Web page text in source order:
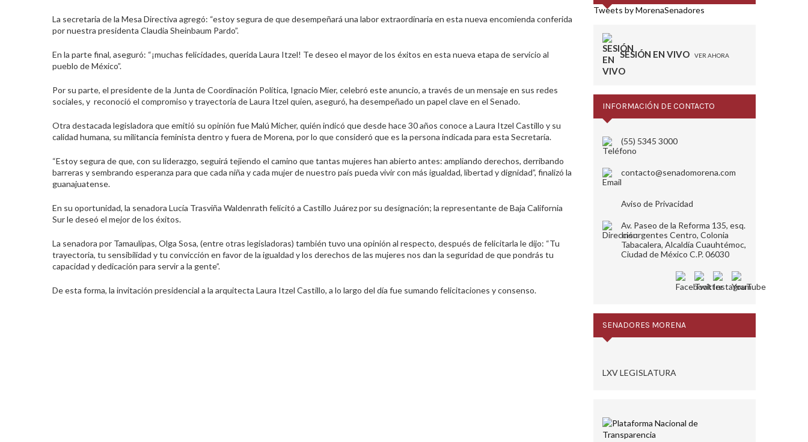
La secretaria de la Mesa Directiva agregó: “estoy segura de que desempeñará una labor extraordinaria en esta nueva encomienda conferida
por nuestra presidenta Claudia Sheinbaum Pardo”.
En la parte final, aseguró: “¡muchas felicidades, querida Laura Itzel! Te deseo el mayor de los éxitos en esta nueva etapa de servicio al
pueblo de México”.
Por su parte, el presidente de la Junta de Coordinación Política, Ignacio Mier, celebró este anuncio, a través de un mensaje en sus redes
sociales, y reconoció el compromiso y trayectoria de Laura Itzel quien, aseguró, ha desempeñado un papel clave en el Senado.
Otra destacada legisladora que emitió su opinión fue Malú Micher, quién indicó que desde hace 30 años conoce a Laura Itzel Castillo y su
calidad humana, su militancia feminista dentro y fuera de Morena, por lo que consideró que es la persona indicada para esta Secretaría.
“Estoy segura de que, con su liderazgo, seguirá tejiendo el camino que tantas mujeres han abierto antes: ampliando derechos, derribando
barreras y sembrando esperanza para que cada niña y cada mujer de nuestro país pueda vivir con más igualdad, libertad y dignidad”, finalizó la
guanajuatense.
En su oportunidad, la senadora Lucía Trasviña Waldenrath felicitó a Castillo Juárez por su designación; la representante de Baja California
Sur le deseó el mejor de los éxitos.
La senadora por Tamaulipas, Olga Sosa, (entre otras legisladoras) también tuvo una opinión al respecto, después de felicitarla le dijo: “Tu
trayectoria, tu sensibilidad y tu convicción en favor de la igualdad y los derechos de las mujeres nos dan la seguridad de que pondrás tu
capacidad y dedicación para servir a la gente”.
De esta forma, la invitación presidencial a la arquitecta Laura Itzel Castillo, a lo largo del día fue sumando felicitaciones y consenso.
Tweets by MorenaSenadores
SESIÓN EN VIVO VER AHORA
INFORMACIÓN DE CONTACTO
(55) 5345 3000
contacto@senadomorena.com
Aviso de Privacidad
Av. Paseo de la Reforma 135, esq.
Insurgentes Centro, Colonia
Tabacalera, Alcaldía Cuauhtémoc,
Ciudad de México C.P. 06030
SENADORES MORENA
LXV LEGISLATURA